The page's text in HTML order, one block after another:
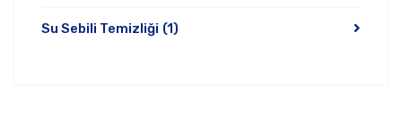
Su Sebili Temizliği (1)